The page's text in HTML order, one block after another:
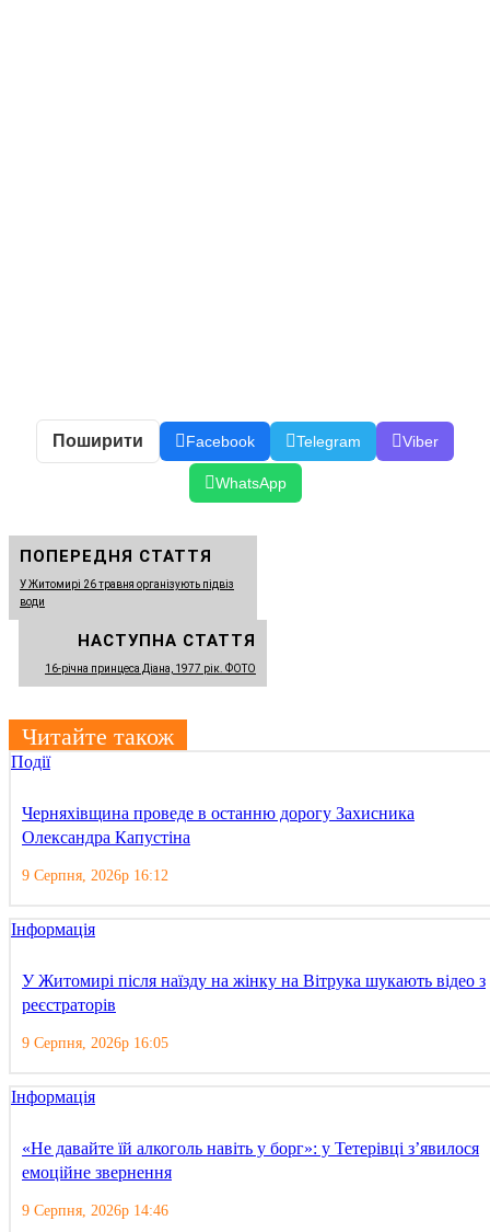
Поширити Facebook Telegram Viber
WhatsApp
ПОПЕРЕДНЯ СТАТТЯ
У Житомирі 26 травня організують підвіз
води
НАСТУПНА СТАТТЯ
16-річна принцеса Діана, 1977 рік. ФОТО
Читайте також
Події
Черняхівщина проведе в останню дорогу Захисника
Олександра Капустіна
9 Серпня, 2026р 16:12
Інформація
У Житомирі після наїзду на жінку на Вітрука шукають відео з
реєстраторів
9 Серпня, 2026р 16:05
Інформація
«Не давайте їй алкоголь навіть у борг»: у Тетерівці з’явилося
емоційне звернення
9 Серпня, 2026р 14:46